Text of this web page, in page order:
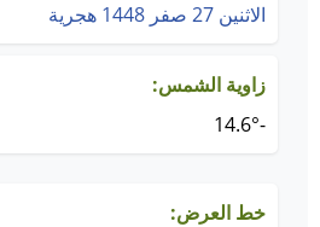
الاثنين 27 صفر 1448 هجرية
زاوية الشمس:
-14.6°
خط العرض: